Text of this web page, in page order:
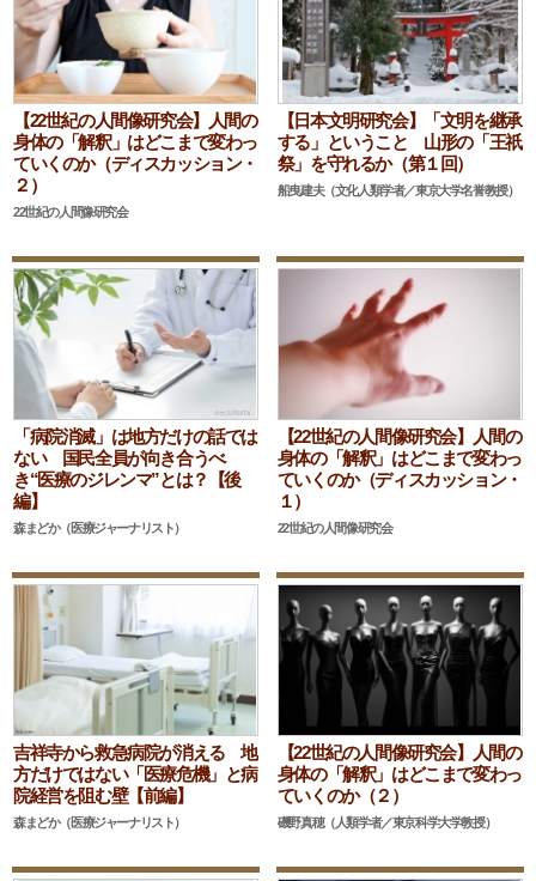
【22世紀の人間像研究会】人間の
身体の「解釈」はどこまで変わっ
ていくのか（ディスカッション・
２）
22世紀の人間像研究会
【日本文明研究会】「文明を継承
する」ということ 山形の「王祇
祭」を守れるか（第１回）
船曳建夫（文化人類学者／東京大学名誉教授）
「病院消滅」は地方だけの話では
ない 国民全員が向き合うべ
き“医療のジレンマ”とは？【後
編】
森まどか（医療ジャーナリスト）
【22世紀の人間像研究会】人間の
身体の「解釈」はどこまで変わっ
ていくのか（ディスカッション・
１）
22世紀の人間像研究会
吉祥寺から救急病院が消える 地
方だけではない「医療危機」と病
院経営を阻む壁【前編】
森まどか（医療ジャーナリスト）
【22世紀の人間像研究会】人間の
身体の「解釈」はどこまで変わっ
ていくのか（２）
磯野真穂（人類学者／東京科学大学教授）